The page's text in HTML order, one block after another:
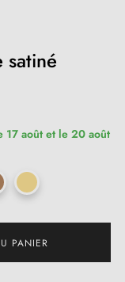
satiné
17 août et le 20 août
PANIER